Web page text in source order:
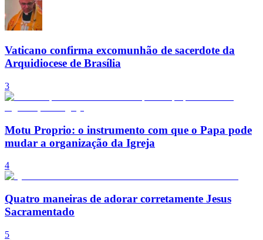
Vaticano confirma excomunhão de sacerdote da
Arquidiocese de Brasília
3
Motu Proprio: o instrumento com que o Papa pode
mudar a organização da Igreja
4
Quatro maneiras de adorar corretamente Jesus
Sacramentado
5